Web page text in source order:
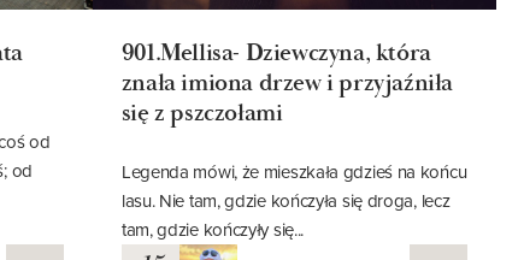
od
901.Mellisa- Dziewczyna, która
znała imiona drzew i przyjaźniła
się z pszczołami
Legenda mówi, że mieszkała gdzieś na końcu
lasu. Nie tam, gdzie kończyła się droga, lecz